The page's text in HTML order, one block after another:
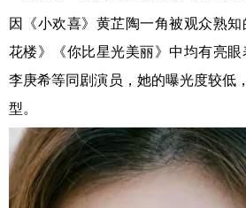
因《小欢喜》黄芷陶一角被观众熟
花楼》《你比星光美丽》中均有亮眼
李庚希等同剧演员，她的曝光度较低
型。